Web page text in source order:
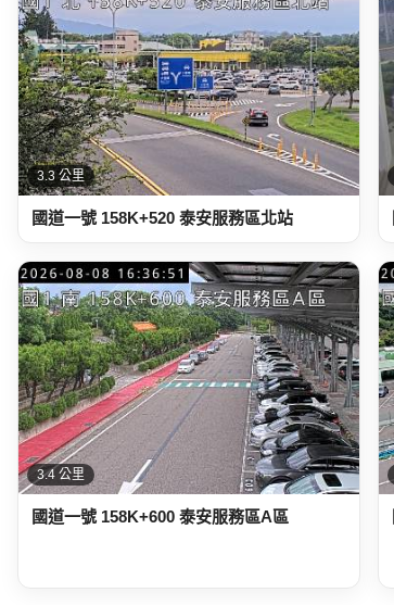
3.3 公里
國道一號 158K+520 泰安服務區北站
3.4 公里
國道一號 158K+600 泰安服務區A區